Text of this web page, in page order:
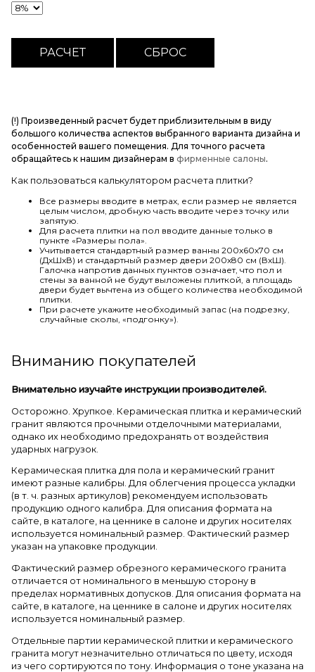
(!) Произведенный расчет будет приблизительным в виду
большого количества аспектов выбранного варианта дизайна и
особенностей вашего помещения. Для точного расчета
обращайтесь к нашим дизайнерам в фирменные салоны.
Как пользоваться калькулятором расчета плитки?
Все размеры вводите в метрах, если размер не является
целым числом, дробную часть вводите через точку или
запятую.
Для расчета плитки на пол вводите данные только в
пункте «Размеры пола».
Учитывается стандартный размер ванны 200х60х70 см
(ДхШхВ) и стандартный размер двери 200х80 см (ВхШ).
Галочка напротив данных пунктов означает, что пол и
стены за ванной не будут выложены плиткой, а площадь
двери будет вычтена из общего количества необходимой
плитки.
При расчете укажите необходимый запас (на подрезку,
случайные сколы, «подгонку»).
Вниманию покупателей
Внимательно изучайте инструкции производителей.
Осторожно. Хрупкое. Керамическая плитка и керамический
гранит являются прочными отделочными материалами,
однако их необходимо предохранять от воздействия
ударных нагрузок.
Керамическая плитка для пола и керамический гранит
имеют разные калибры. Для облегчения процесса укладки
(в т. ч. разных артикулов) рекомендуем использовать
продукцию одного калибра. Для описания формата на
сайте, в каталоге, на ценнике в салоне и других носителях
используется номинальный размер. Фактический размер
указан на упаковке продукции.
Фактический размер обрезного керамического гранита
отличается от номинального в меньшую сторону в
пределах нормативных допусков. Для описания формата на
сайте, в каталоге, на ценнике в салоне и других носителях
используется номинальный размер.
Отдельные партии керамической плитки и керамического
гранита могут незначительно отличаться по цвету, исходя
из чего сортируются по тону. Информация о тоне указана на